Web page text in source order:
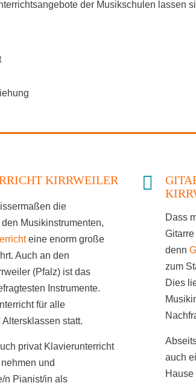
der Musikschulen lassen
KIRRWEILER
die
Musikinstrumenten,
eine enorm große
Auch an den
(Pfalz) ist das
Instrumente.
für alle
statt.
privat Klavierunterricht
und
n Pianist/in als
Dass
denn
zum
Dies
auch
Hause